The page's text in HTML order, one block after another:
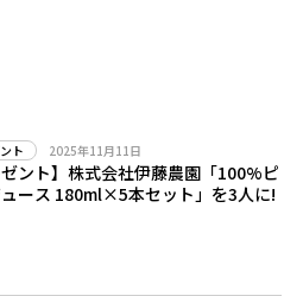
ト 2025年11月11日
ゼント】株式会社伊藤農園「100%ピ
ース 180ml×5本セット」を3人に!